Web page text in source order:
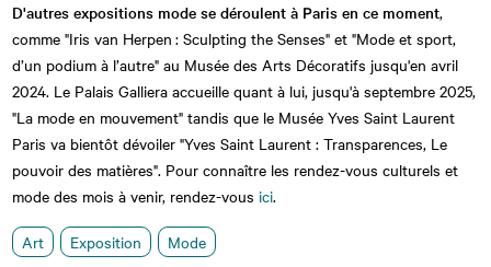
D'autres expositions mode se déroulent à Paris en ce moment,
comme "Iris van Herpen : Sculpting the Senses" et "Mode et sport,
d’un podium à l’autre" au Musée des Arts Décoratifs jusqu'en avril
2024. Le Palais Galliera accueille quant à lui, jusqu'à septembre 2025,
"La mode en mouvement" tandis que le Musée Yves Saint Laurent
Paris va bientôt dévoiler "Yves Saint Laurent : Transparences, Le
pouvoir des matières". Pour connaître les rendez-vous culturels et
mode des mois à venir, rendez-vous ici.
Art Exposition Mode